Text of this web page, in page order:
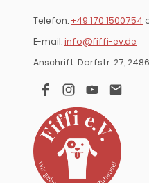
Telefon: +49 170 1500754
E-mail:info@fiffi-ev.de
Anschrift: Dorfstr. 27,